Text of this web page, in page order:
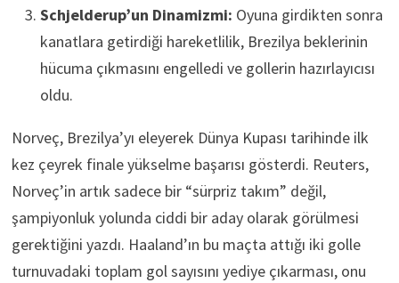
Schjelderup’un Dinamizmi: Oyuna girdikten sonra
kanatlara getirdiği hareketlilik, Brezilya beklerinin
hücuma çıkmasını engelledi ve gollerin hazırlayıcısı
oldu.
Norveç, Brezilya’yı eleyerek Dünya Kupası tarihinde ilk
kez çeyrek finale yükselme başarısı gösterdi. Reuters,
Norveç’in artık sadece bir “sürpriz takım” değil,
şampiyonluk yolunda ciddi bir aday olarak görülmesi
gerektiğini yazdı. Haaland’ın bu maçta attığı iki golle
turnuvadaki toplam gol sayısını yediye çıkarması, onu